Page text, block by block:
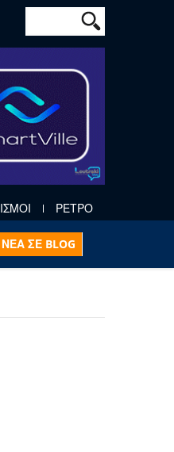
Φόρμα
Αναζήτηση
ΡΕΤΡΟ
ΝΕΑ ΣΕ BLOG